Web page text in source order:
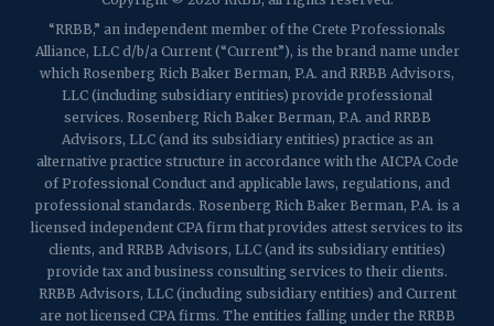
p:(732) 469-4202 f: (732) 469-6291
1989 Washington Valley Road
Martinsville, NJ 08836
“RRBB,” an independent member of the Crete Professionals
Alliance, LLC d/b/a Current (“Current”), is the brand name under
which Rosenberg Rich Baker Berman, P.A. and RRBB Advisors,
LLC (including subsidiary entities) provide professional
services. Rosenberg Rich Baker Berman, P.A. and RRBB
Advisors, LLC (and its subsidiary entities) practice as an
alternative practice structure in accordance with the AICPA Code
of Professional Conduct and applicable laws, regulations, and
professional standards. Rosenberg Rich Baker Berman, P.A. is a
licensed independent CPA firm that provides attest services to its
clients, and RRBB Advisors, LLC (and its subsidiary entities)
provide tax and business consulting services to their clients.
RRBB Advisors, LLC (including subsidiary entities) and Current
are not licensed CPA firms. The entities falling under the RRBB